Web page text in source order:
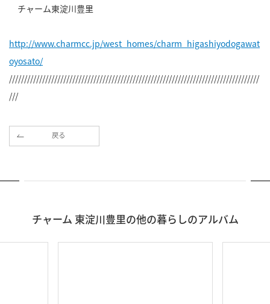
チャーム東淀川豊里
http://www.charmcc.jp/west_homes/charm_higashiyodogawat
oyosato/
///////////////////////////////////////////////////////////////////////////////////
///
戻る
チャーム 東淀川豊里の他の暮らしのアルバム